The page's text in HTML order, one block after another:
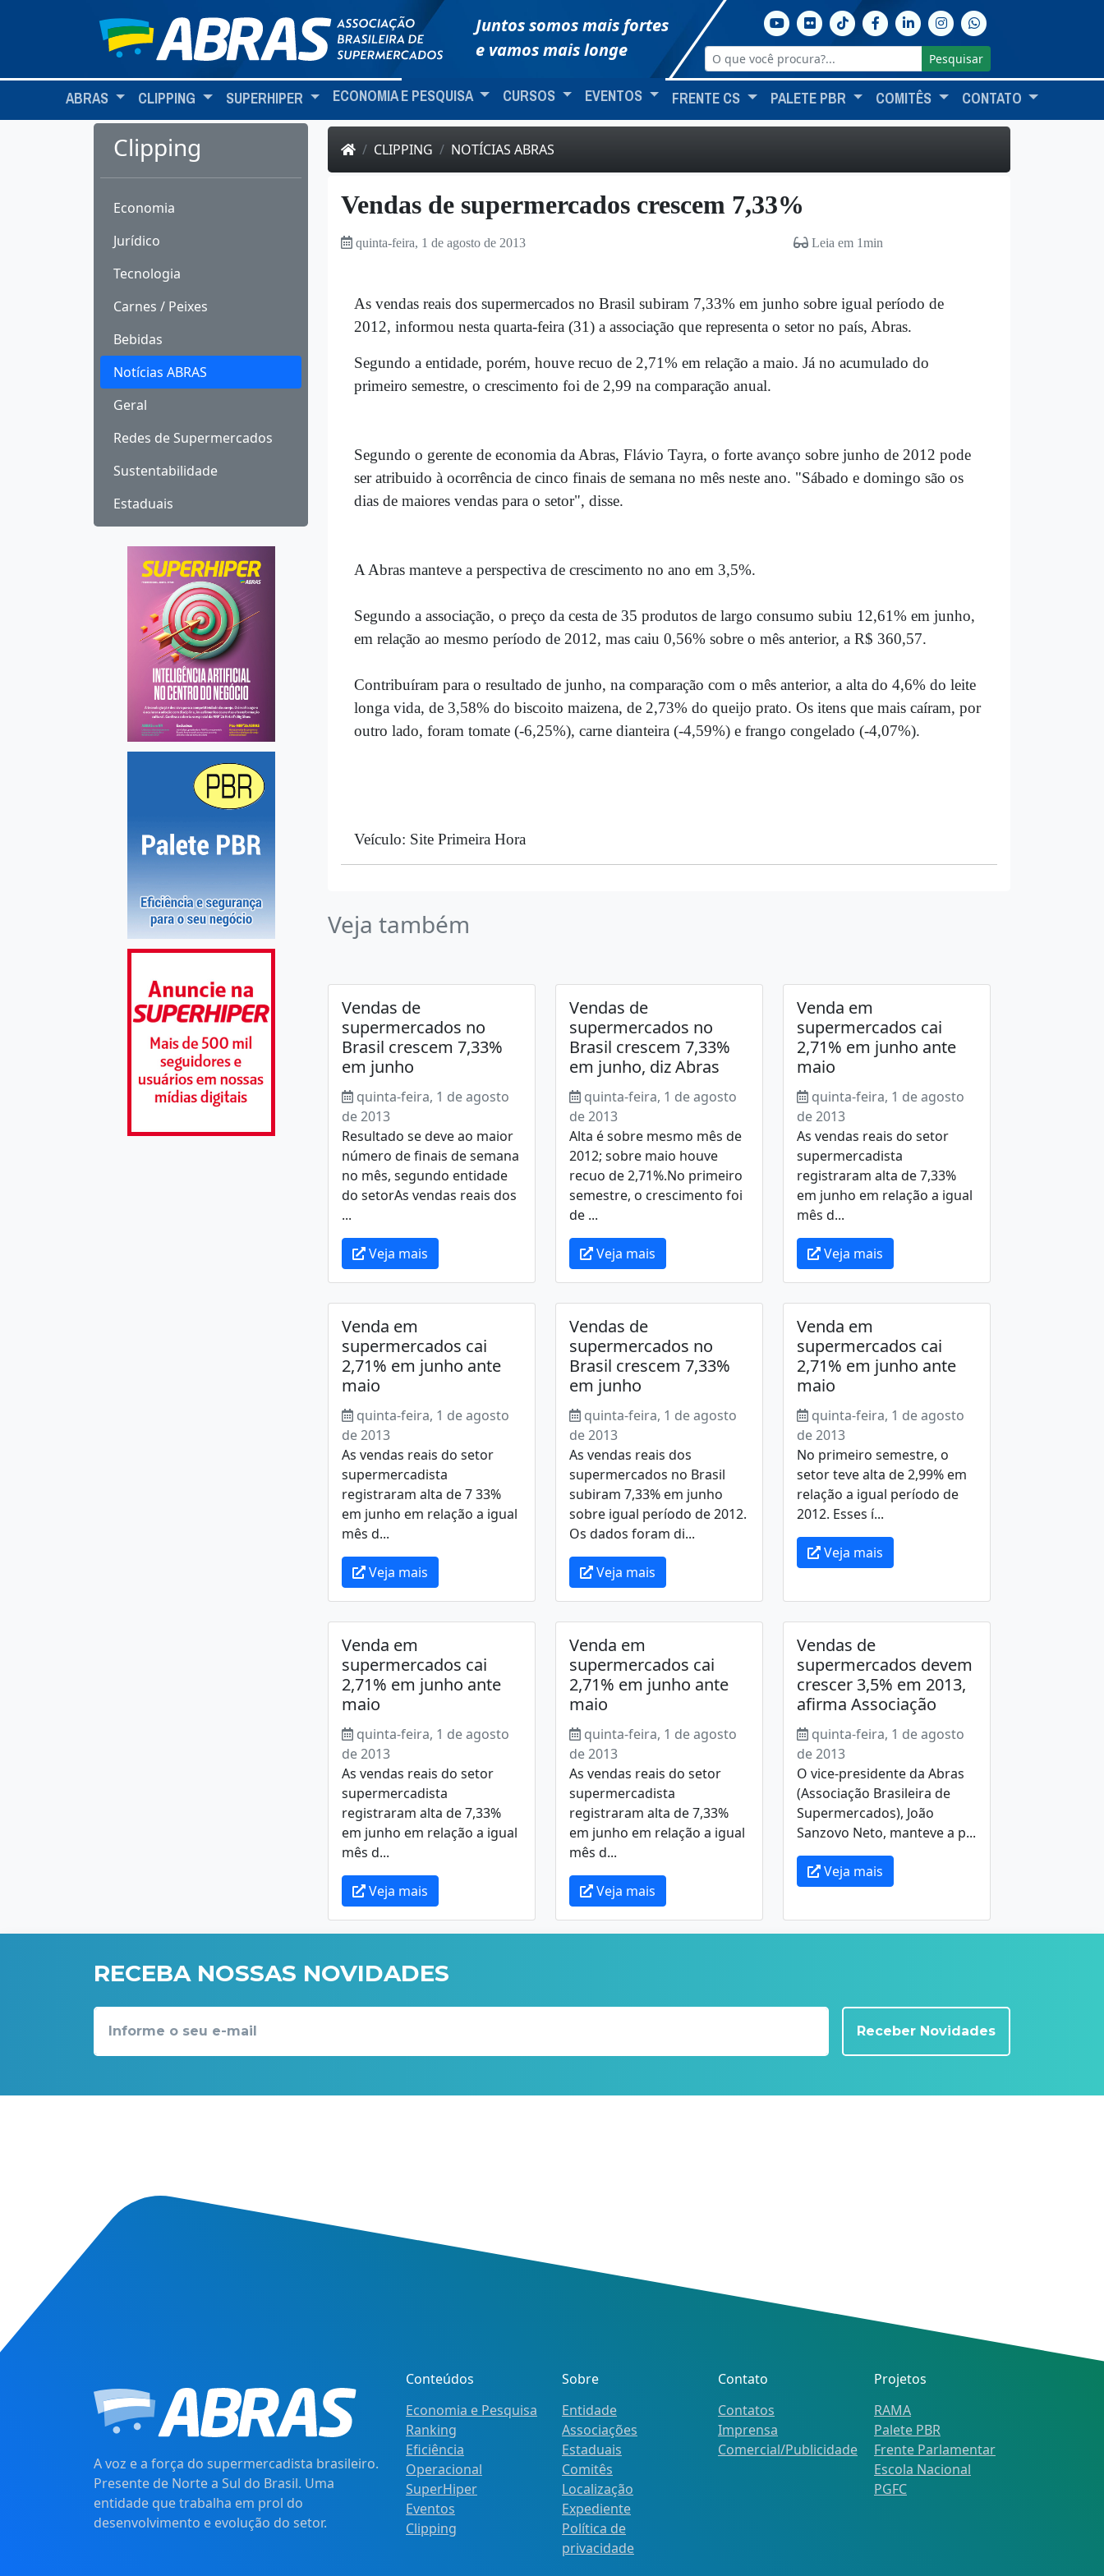
Juntos somos mais fortes
e vamos mais longe
Pesquisar
ABRAS CLIPPING SUPERHIPER ECONOMIA E PESQUISA CURSOS EVENTOS FRENTE CS PALETE PBR COMITÊS CONTATO
Clipping
Economia
Jurídico
Tecnologia
Carnes / Peixes
Bebidas
Notícias ABRAS
Geral
Redes de Supermercados
Sustentabilidade
Estaduais
CLIPPING NOTÍCIAS ABRAS
Vendas de supermercados crescem 7,33%
quinta-feira, 1 de agosto de 2013 Leia em 1min
As vendas reais dos supermercados no Brasil subiram 7,33% em junho sobre igual período de
2012, informou nesta quarta-feira (31) a associação que representa o setor no país, Abras.
Segundo a entidade, porém, houve recuo de 2,71% em relação a maio. Já no acumulado do
primeiro semestre, o crescimento foi de 2,99 na comparação anual.
Segundo o gerente de economia da Abras, Flávio Tayra, o forte avanço sobre junho de 2012 pode
ser atribuido à ocorrência de cinco finais de semana no mês neste ano. "Sábado e domingo são os
dias de maiores vendas para o setor", disse.
A Abras manteve a perspectiva de crescimento no ano em 3,5%.
Segundo a associação, o preço da cesta de 35 produtos de largo consumo subiu 12,61% em junho,
em relação ao mesmo período de 2012, mas caiu 0,56% sobre o mês anterior, a R$ 360,57.
Contribuíram para o resultado de junho, na comparação com o mês anterior, a alta do 4,6% do leite
longa vida, de 3,58% do biscoito maizena, de 2,73% do queijo prato. Os itens que mais caíram, por
outro lado, foram tomate (-6,25%), carne dianteira (-4,59%) e frango congelado (-4,07%).
Veículo: Site Primeira Hora
Veja também
Vendas de
supermercados no
Brasil crescem 7,33%
em junho
quinta-feira, 1 de agosto
de 2013
Resultado se deve ao maior
número de finais de semana
no mês, segundo entidade
do setorAs vendas reais dos
...
Veja mais
Vendas de
supermercados no
Brasil crescem 7,33%
em junho, diz Abras
quinta-feira, 1 de agosto
de 2013
Alta é sobre mesmo mês de
2012; sobre maio houve
recuo de 2,71%.No primeiro
semestre, o crescimento foi
de ...
Veja mais
Venda em
supermercados cai
2,71% em junho ante
maio
quinta-feira, 1 de agosto
de 2013
As vendas reais do setor
supermercadista
registraram alta de 7,33%
em junho em relação a igual
mês d...
Veja mais
Venda em
supermercados cai
2,71% em junho ante
maio
quinta-feira, 1 de agosto
de 2013
As vendas reais do setor
supermercadista
registraram alta de 7 33%
em junho em relação a igual
mês d...
Veja mais
Vendas de
supermercados no
Brasil crescem 7,33%
em junho
quinta-feira, 1 de agosto
de 2013
As vendas reais dos
supermercados no Brasil
subiram 7,33% em junho
sobre igual período de 2012.
Os dados foram di...
Veja mais
Venda em
supermercados cai
2,71% em junho ante
maio
quinta-feira, 1 de agosto
de 2013
No primeiro semestre, o
setor teve alta de 2,99% em
relação a igual período de
2012. Esses í...
Veja mais
Venda em
supermercados cai
2,71% em junho ante
maio
quinta-feira, 1 de agosto
de 2013
As vendas reais do setor
supermercadista
registraram alta de 7,33%
em junho em relação a igual
mês d...
Veja mais
Venda em
supermercados cai
2,71% em junho ante
maio
quinta-feira, 1 de agosto
de 2013
As vendas reais do setor
supermercadista
registraram alta de 7,33%
em junho em relação a igual
mês d...
Veja mais
Vendas de
supermercados devem
crescer 3,5% em 2013,
afirma Associação
quinta-feira, 1 de agosto
de 2013
O vice-presidente da Abras
(Associação Brasileira de
Supermercados), João
Sanzovo Neto, manteve a p...
Veja mais
RECEBA NOSSAS NOVIDADES
Receber Novidades
A voz e a força do supermercadista brasileiro.
Presente de Norte a Sul do Brasil. Uma
entidade que trabalha em prol do
desenvolvimento e evolução do setor.
Conteúdos
Economia e Pesquisa
Ranking
Eficiência
Operacional
SuperHiper
Eventos
Clipping
Sobre
Entidade
Associações
Estaduais
Comitês
Localização
Expediente
Política de
privacidade
Contato
Contatos
Imprensa
Comercial/Publicidade
Projetos
RAMA
Palete PBR
Frente Parlamentar
Escola Nacional
PGFC